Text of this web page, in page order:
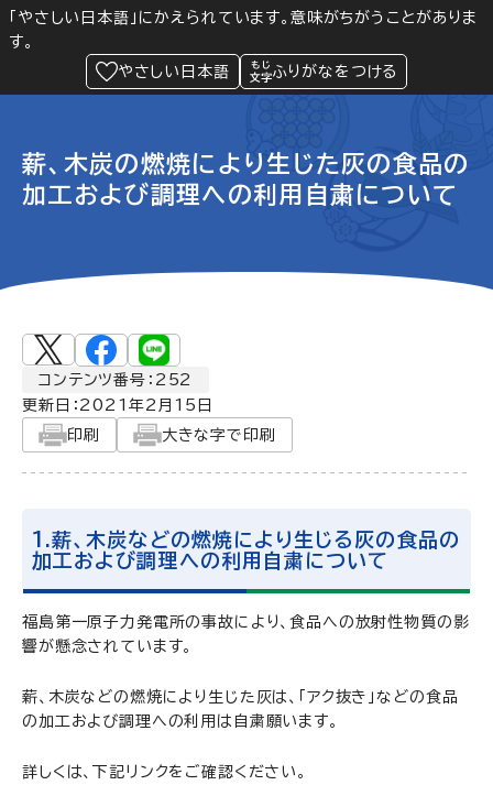
「やさしい日本語」にかえられています。意味がちがうことがありま
す。
やさしい日本語
ふりがなをつける
Language 閲覧支援
緊急情報
薪、木炭の燃焼により生じた灰の食品の
加工および調理への利用自粛について
コンテンツ番号：252
更新日： 2021年2月15日
印刷
大きな字で印刷
1.薪、木炭などの燃焼により生じる灰の食品の
加工および調理への利用自粛について
福島第一原子力発電所の事故により、食品への放射性物質の影
響が懸念されています。
薪、木炭などの燃焼により生じた灰は、「アク抜き」などの食品
の加工および調理への利用は自粛願います。
詳しくは、下記リンクをご確認ください。